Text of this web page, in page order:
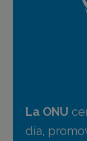
La ONU
día,